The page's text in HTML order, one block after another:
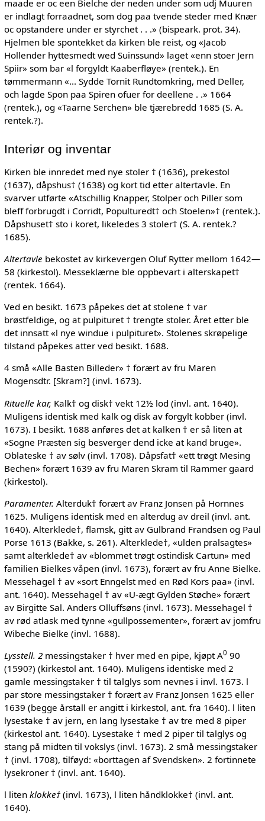
maade er oc een Bielche der neden under som udj Muuren
er indlagt forraadnet, som dog paa tvende steder med Knær
oc opstandere under er styrchet . . .» (bispeark. prot. 34).
Hjelmen ble spontekket da kirken ble reist, og «Jacob
Hollender hyttesmedt wed Suinssund» laget «enn stoer Jern
Spiir» som bar «l forgyldt Kaaberfløye» (rentek.). En
tømmermann «... Sydde Tornit Rundtomkring, med Deller,
och lagde Spon paa Spiren ofuer for deellene . .» 1664
(rentek.), og «Taarne Serchen» ble tjærebredd 1685 (S. A.
rentek.?).
Interiør og inventar
Kirken ble innredet med nye stoler † (1636), prekestol
(1637), dåpshus† (1638) og kort tid etter altertavle. En
svarver utførte «Atschillig Knapper, Stolper och Piller som
bleff forbrugdt i Corridt, Populturedt† och Stoelen»† (rentek.).
Dåpshuset† sto i koret, likeledes 3 stoler† (S. A. rentek.?
1685).
Altertavle bekostet av kirkevergen Oluf Rytter mellom 1642—
58 (kirkestol). Messeklærne ble oppbevart i alterskapet†
(rentek. 1664).
Ved en besikt. 1673 påpekes det at stolene † var
brøstfeldige, og at pulpituret † trengte stoler. Året etter ble
det innsatt «l nye windue i pulpituret». Stolenes skrøpelige
tilstand påpekes atter ved besikt. 1688.
4 små «Alle Basten Billeder» † forært av fru Maren
Mogensdtr. [Skram?] (invl. 1673).
Rituelle kar, Kalk† og disk† vekt 12½ lod (invl. ant. 1640).
Muligens identisk med kalk og disk av forgylt kobber (invl.
1673). I besikt. 1688 anføres det at kalken † er så liten at
«Sogne Præsten sig besverger dend icke at kand bruge».
Oblateske † av sølv (invl. 1708). Dåpsfat† «ett trøgt Mesing
Bechen» forært 1639 av fru Maren Skram til Rammer gaard
(kirkestol).
Paramenter. Alterduk† forært av Franz Jonsen på Hornnes
1625. Muligens identisk med en alterdug av dreil (invl. ant.
1640). Alterklede†, flamsk, gitt av Gulbrand Frandsen og Paul
Porse 1613 (Bakke, s. 261). Alterklede†, «ulden pralsagtes»
samt alterklede† av «blommet trøgt ostindisk Cartun» med
familien Bielkes våpen (invl. 1673), forært av fru Anne Bielke.
Messehagel † av «sort Enngelst med en Rød Kors paa» (invl.
ant. 1640). Messehagel † av «U-ægt Gylden Støche» forært
av Birgitte Sal. Anders Olluffsøns (invl. 1673). Messehagel †
av rød atlask med tynne «gullpossementer», forært av jomfru
Wibeche Bielke (invl. 1688).
Lysstell. 2messingstaker † hver med en pipe, kjøpt A0 90
(1590?) (kirkestol ant. 1640). Muligens identiske med 2
gamle messingstaker † til talglys som nevnes i invl. 1673. l
par store messingstaker † forært av Franz Jonsen 1625 eller
1639 (begge årstall er angitt i kirkestol, ant. fra 1640). l liten
lysestake † av jern, en lang lysestake † av tre med 8 piper
(kirkestol ant. 1640). Lysestake † med 2 piper til talglys og
stang på midten til vokslys (invl. 1673). 2 små messingstaker
† (invl. 1708), tilføyd: «borttagen af Svendsken». 2 fortinnete
lysekroner † (invl. ant. 1640).
l liten klokke†(invl. 1673), l liten håndklokke† (invl. ant.
1640).